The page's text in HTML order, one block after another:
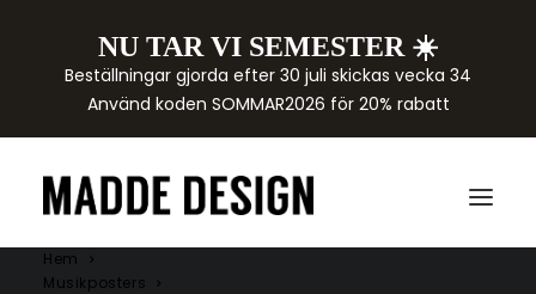
NU TAR VI SEMESTER ☀️
Beställningar gjorda efter 30 juli skickas vecka 34
Använd koden SOMMAR2026 för 20% rabatt
Hem
Musikposters